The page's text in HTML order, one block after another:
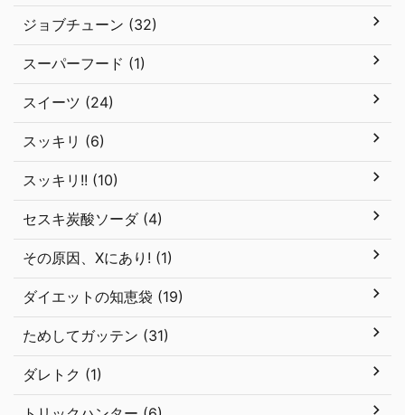
ジョブチューン (32)
スーパーフード (1)
スイーツ (24)
スッキリ (6)
スッキリ!! (10)
セスキ炭酸ソーダ (4)
その原因、Xにあり! (1)
ダイエットの知恵袋 (19)
ためしてガッテン (31)
ダレトク (1)